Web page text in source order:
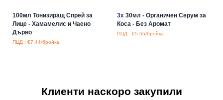
100мл Тонизиращ Спрей за
Лице - Хамамелис и Чаено
Дърво
ПЦД : €7.44/бройка
3x30мл - Органичен Серум за
Коса - Без Аромат
ПЦД : €5.55/бройка
Клиенти наскоро закупили